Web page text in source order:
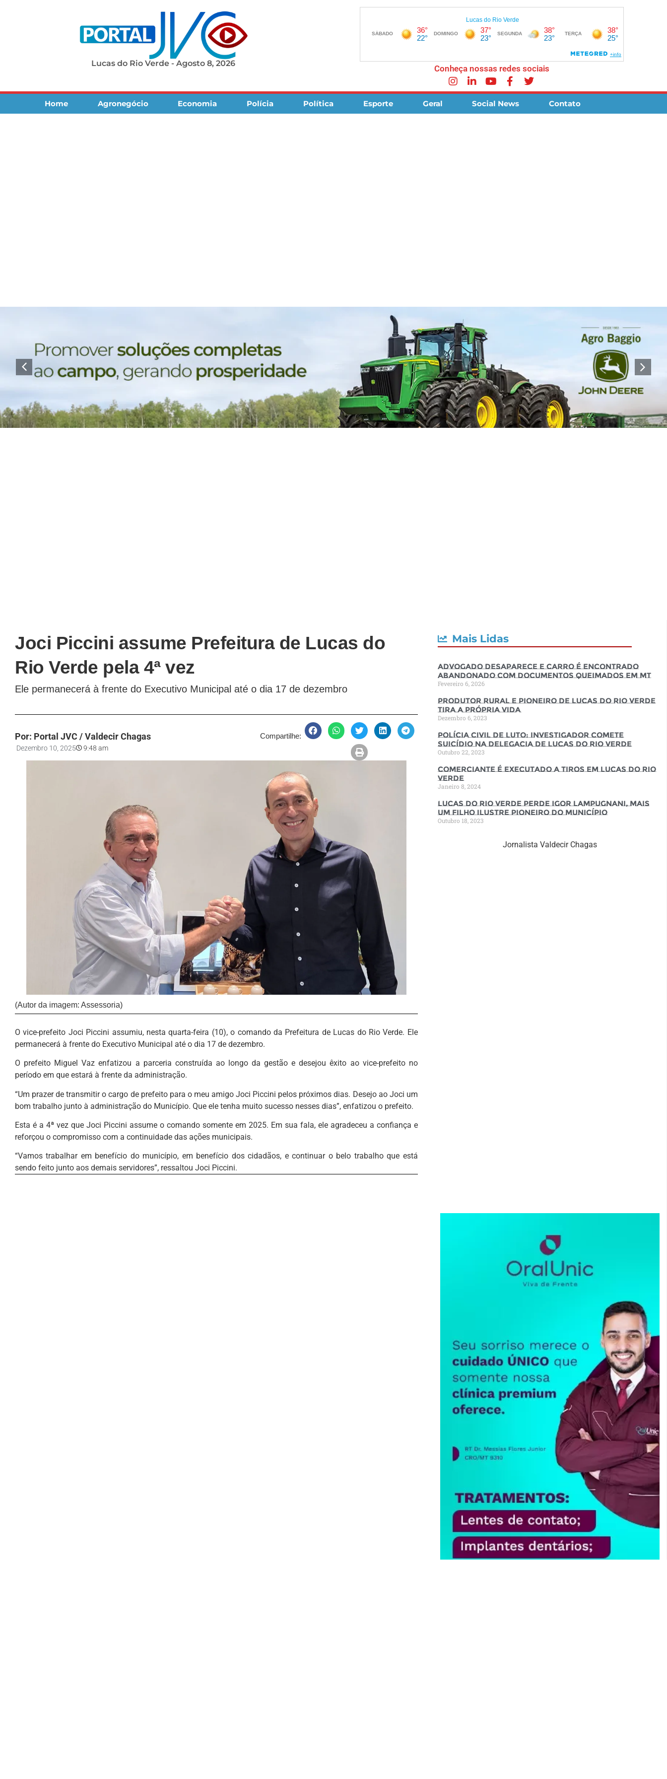
Lucas do Rio Verde - Agosto 8, 2026
Conheça nossas redes sociais
Home Agronegócio Economia Polícia Política Esporte Geral Social News Contato
Joci Piccini assume Prefeitura de Lucas do
Rio Verde pela 4ª vez
Ele permanecerá à frente do Executivo Municipal até o dia 17 de dezembro
Por: Portal JVC / Valdecir Chagas
Dezembro 10, 2025 9:48 am
Compartilhe:
(Autor da imagem: Assessoria)
O vice-prefeito Joci Piccini assumiu, nesta quarta-feira (10), o comando da Prefeitura de Lucas do Rio Verde. Ele
permanecerá à frente do Executivo Municipal até o dia 17 de dezembro.
O prefeito Miguel Vaz enfatizou a parceria construída ao longo da gestão e desejou êxito ao vice-prefeito no
período em que estará à frente da administração.
“Um prazer de transmitir o cargo de prefeito para o meu amigo Joci Piccini pelos próximos dias. Desejo ao Joci um
bom trabalho junto à administração do Município. Que ele tenha muito sucesso nesses dias”, enfatizou o prefeito.
Esta é a 4ª vez que Joci Piccini assume o comando somente em 2025. Em sua fala, ele agradeceu a confiança e
reforçou o compromisso com a continuidade das ações municipais.
“Vamos trabalhar em benefício do município, em benefício dos cidadãos, e continuar o belo trabalho que está
sendo feito junto aos demais servidores”, ressaltou Joci Piccini.
Mais Lidas
Advogado desaparece e carro é encontrado
abandonado com documentos queimados em MT
Fevereiro 6, 2026
Produtor rural e pioneiro de Lucas do Rio Verde
tira a própria vida
Dezembro 6, 2023
Polícia Civil de luto: Investigador comete
suicídio na Delegacia de Lucas do Rio Verde
Outubro 22, 2023
Comerciante é executado a tiros em Lucas do Rio
Verde
Janeiro 8, 2024
Lucas do Rio Verde perde Igor Lampugnani, mais
um filho ilustre pioneiro do município
Outubro 18, 2023
Jornalista Valdecir Chagas